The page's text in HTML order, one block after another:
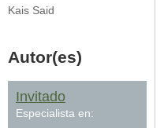
Kais Said
Autor(es)
Invitado
Especialista en: